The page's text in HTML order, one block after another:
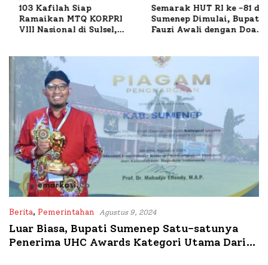
103 Kafilah Siap
Ramaikan MTQ KORPRI
VIII Nasional di Sulsel,
Semarak HUT RI ke -81 di
Sumenep Dimulai, Bupati
Fauzi Awali dengan Doa
Berita, Pemerintahan Agustus 9, 2024
Luar Biasa, Bupati Sumenep Satu-satunya
Penerima UHC Awards Kategori Utama Dari